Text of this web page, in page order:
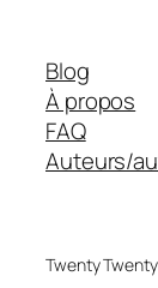
Blog
À propos
FAQ
Auteurs/
Twenty